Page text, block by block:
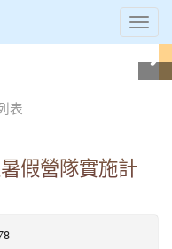
表
假營隊實施計